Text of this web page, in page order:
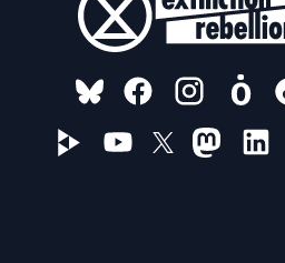
FOLLOW US ON